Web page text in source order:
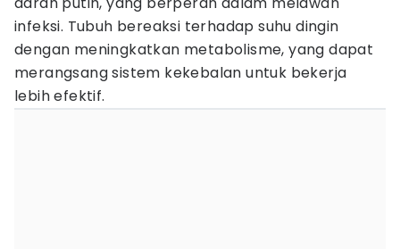
infeksi. Tubuh bereaksi terhadap suhu dingin
dengan meningkatkan metabolisme, yang dapat
merangsang sistem kekebalan untuk bekerja
lebih efektif.